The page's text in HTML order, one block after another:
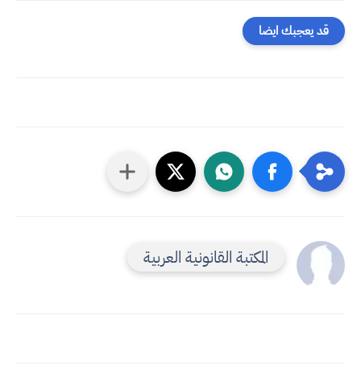
قد يعجبك ايضا
المكتبة القانونية العربية